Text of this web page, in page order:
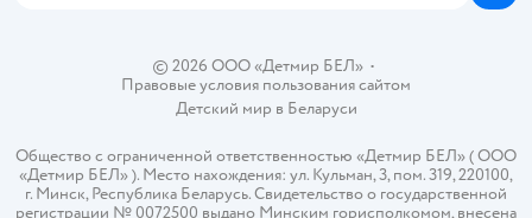
© 2026 ООО «Детмир БЕЛ»•
Правовые условия пользования сайтом
Детский мир в Беларуси
Общество с ограниченной ответственностью «Детмир БЕЛ» ( ООО
«Детмир БЕЛ» ). Место нахождения: ул. Кульман, 3, пом. 319, 220100,
г. Минск, Республика Беларусь. Свидетельство о государственной
регистрации № 0072500 выдано Минским горисполкомом, внесена